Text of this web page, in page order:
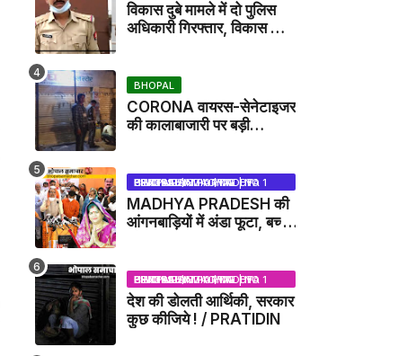
विकास दुबे मामले में दो पुलिस
अधिकारी गिरफ्तार, विकास की
BHOPAL
CORONA वायरस-सेनेटाइजर
की कालाबाजारी पर बड़ी
BHOPAL SAMACHAR | NO 1 HINDI NEWS PORTAL OF CENTRAL INDIA (MADHYA PRADESH)
MADHYA PRADESH की
आंगनबाड़ियों में अंडा फूटा, बच्चों
BHOPAL SAMACHAR | NO 1 HINDI NEWS PORTAL OF CENTRAL INDIA (MADHYA PRADESH)
देश की डोलती आर्थिकी, सरकार
कुछ कीजिये ! / PRATIDIN